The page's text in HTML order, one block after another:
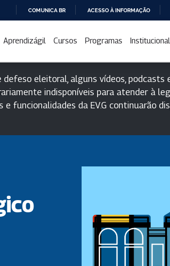
PARA
CONTEÚDO
COMUNICA BR ACESSO À INFORMAÇÃO
Aprendizágil Cursos Programas Institucional
defeso eleitoral, alguns vídeos, podcasts
indisponíveis para atender à
e funcionalidades da EV.G continuarão